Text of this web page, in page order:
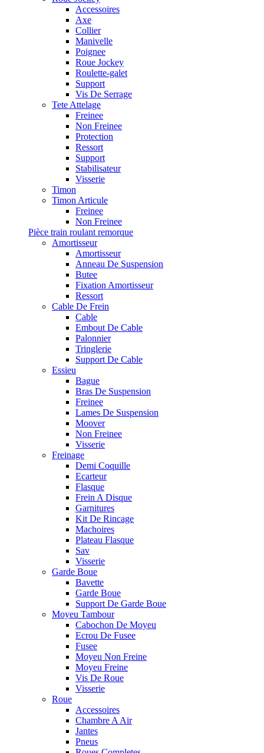
Accessoires
Axe
Collier
Manivelle
Poignee
Roue Jockey
Roulette-galet
Support
Vis De Serrage
Tete Attelage
Freinee
Non Freinee
Protection
Ressort
Support
Stabilisateur
Visserie
Timon
Timon Articule
Freinee
Non Freinee
Pièce train roulant remorque
Amortisseur
Amortisseur
Anneau De Suspension
Butee
Fixation Amortisseur
Ressort
Cable De Frein
Cable
Embout De Cable
Palonnier
Tringlerie
Support De Cable
Essieu
Bague
Bras De Suspension
Freinee
Lames De Suspension
Moover
Non Freinee
Visserie
Freinage
Demi Coquille
Ecarteur
Flasque
Frein A Disque
Garnitures
Kit De Rincage
Machoires
Plateau Flasque
Sav
Visserie
Garde Boue
Bavette
Garde Boue
Support De Garde Boue
Moyeu Tambour
Cabochon De Moyeu
Ecrou De Fusee
Fusee
Moyeu Non Freine
Moyeu Freine
Vis De Roue
Visserie
Roue
Accessoires
Chambre A Air
Jantes
Pneus